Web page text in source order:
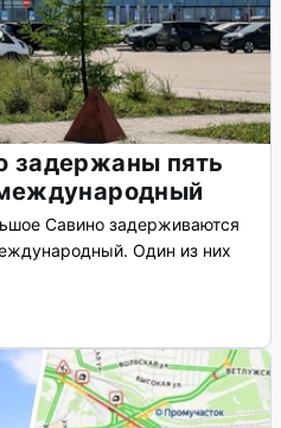
задержаны пять
Савино задерживаются
Один из них